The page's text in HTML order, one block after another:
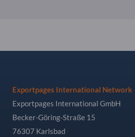
Exportpages International Network
Exportpages International GmbH
Becker-Göring-Straße 15
76307 Karlsbad